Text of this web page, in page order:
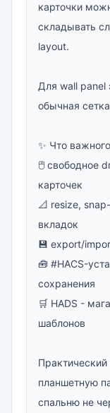
карточки
складывать
layout.
Для wall panel
обычная
✨ Что
🖱 свободное
карточек
📐 resize,
вкладок
💾 export/
🧰 #HACS-
сохранения
🛒 HADS -
шаблонов
планшетную
спальню не